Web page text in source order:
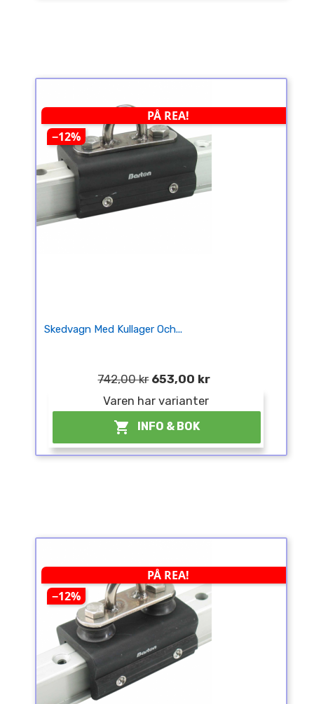
PÅ REA!
−12%
Skedvagn Med Kullager Och...
742,00 kr 653,00 kr
Varen har varianter
 INFO & BOK
PÅ REA!
−12%